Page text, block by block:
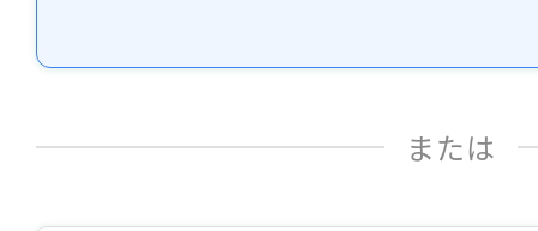
または